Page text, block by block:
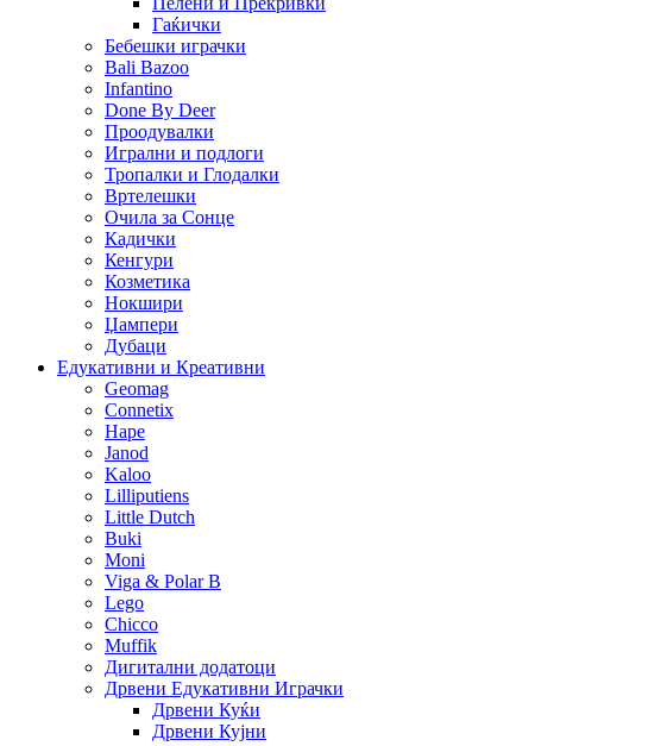
Гаќички
Бебешки играчки
Bali Bazoo
Infantino
Done By Deer
Проодувалки
Игрални и подлоги
Тропалки и Глодалки
Вртелешки
Очила за Сонце
Кадички
Кенгури
Козметика
Нокшири
Џампери
Дубаци
Едукативни и Креативни
Geomag
Connetix
Hape
Janod
Kaloo
Lilliputiens
Little Dutch
Buki
Moni
Viga & Polar B
Lego
Chicco
Muffik
Дигитални додатоци
Дрвени Едукативни Играчки
Дрвени Куќи
Дрвени Кујни